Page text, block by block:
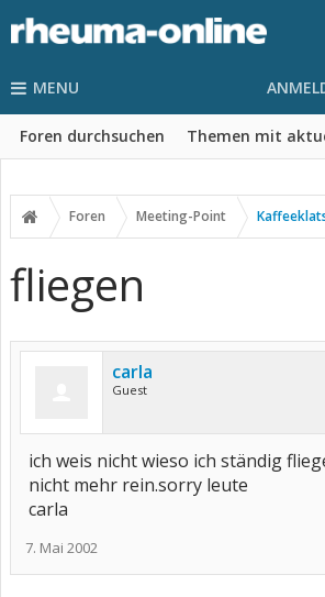
MENU
Foren durchsuchen Themen mit
Foren Meeting-Point
fliegen
carla
Guest
ich weis nicht wieso ich ständig
nicht mehr rein.sorry leute
carla
7. Mai 2002